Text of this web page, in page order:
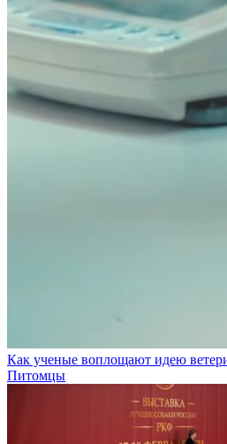
Как ученые воплощают идею
Питомцы